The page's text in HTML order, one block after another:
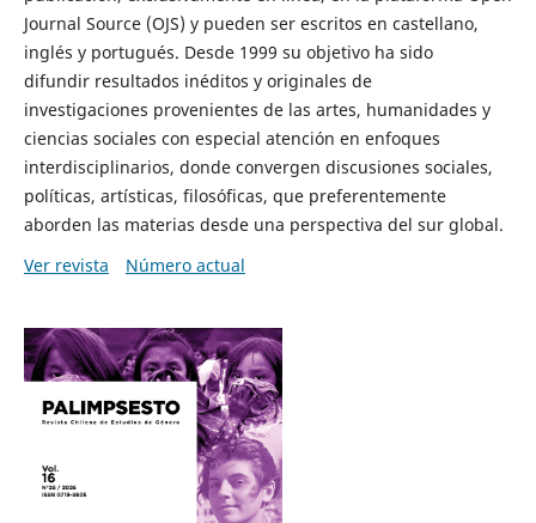
Journal Source (OJS) y pueden ser escritos en castellano,
inglés y portugués. Desde 1999 su objetivo ha sido
difundir resultados inéditos y originales de
investigaciones provenientes de las artes, humanidades y
ciencias sociales con especial atención en enfoques
interdisciplinarios, donde convergen discusiones sociales,
políticas, artísticas, filosóficas, que preferentemente
aborden las materias desde una perspectiva del sur global.
Ver revista
Número actual